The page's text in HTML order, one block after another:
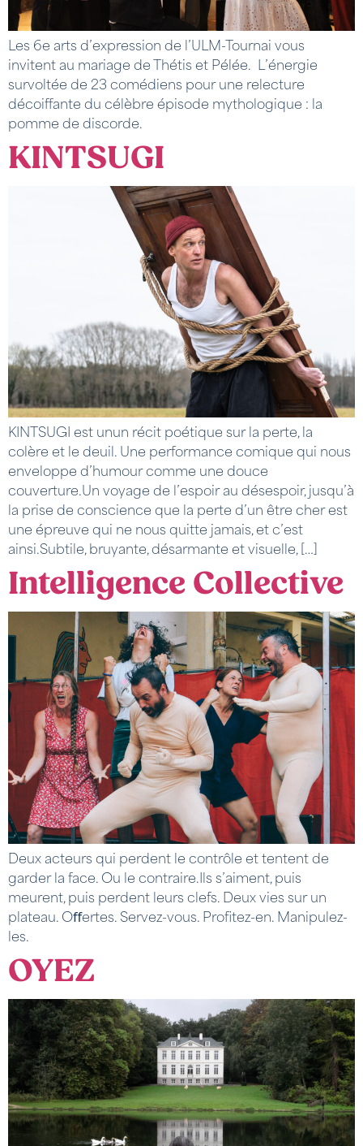
Les 6e arts d’expression de l’ULM-Tournai vous
invitent au mariage de Thétis et Pélée. L’énergie
survoltée de 23 comédiens pour une relecture
décoiffante du célèbre épisode mythologique : la
pomme de discorde.
KINTSUGI
KINTSUGI est unun récit poétique sur la perte, la
colère et le deuil. Une performance comique qui nous
enveloppe d’humour comme une douce
couverture.Un voyage de l’espoir au désespoir, jusqu’à
la prise de conscience que la perte d’un être cher est
une épreuve qui ne nous quitte jamais, et c’est
ainsi.Subtile, bruyante, désarmante et visuelle, […]
Intelligence Collective
Deux acteurs qui perdent le contrôle et tentent de
garder la face. Ou le contraire.Ils s’aiment, puis
meurent, puis perdent leurs clefs. Deux vies sur un
plateau. Oﬀertes. Servez-vous. Profitez-en. Manipulez-
les.
OYEZ